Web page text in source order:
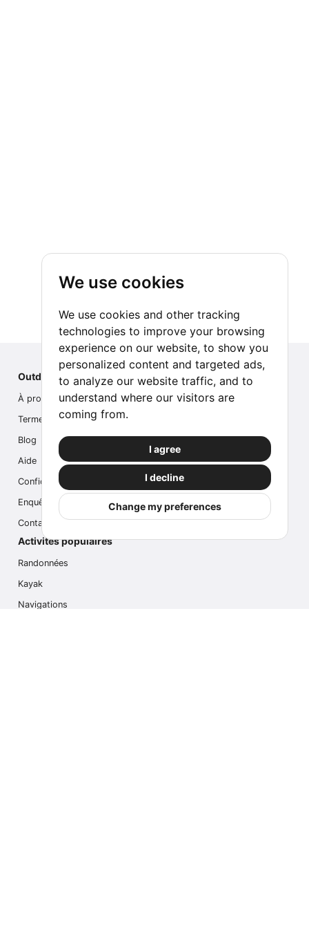
We use cookies
We use cookies and other tracking
technologies to improve your browsing
experience on our website, to show you
personalized content and targeted ads,
to analyze our website traffic, and to
understand where our visitors are
coming from.
I agree
I decline
Change my preferences
Outdoor Index
À propos de nous
Termes
Blog
Aide
Confidentialité
Enquête
Contactez-nous
Activités populaires
Randonnées
Kayak
Navigations